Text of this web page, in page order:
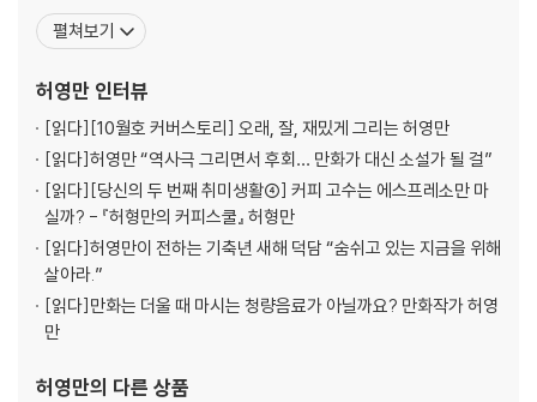
캔들 분석을 통해 정배열 기반 추세 전략과 심리 통제 시스템을 구축해, 단
타 매매를 루틴과 시스템 중심으로 정교하게 다듬었다.
[도서] 허영만의 주식 타짜 - 가치 평가의 대가 백지윤·김철광
“주식 투자는 작게 꾸준히 눈덩이처럼,
1년, 10년이 지나면 기업 가치가 보상해 준다.”
하나, 지표 하나를 읽는 힘으로 성공을 거둔 가치 투자의 대가, 백지윤과 김
『허영만의 주식 타짜 - 가치 평가의 대가 백지윤·김철광』
2. 고액 배당주, 펀드 투자 전문가 직장인 고수 김철광
7년 제7회 고바우만화가상, 2008년 대한민국 국회대상을 수상하였
으며, 2010년 데뷔 이래 한국 만화계에 기여한 업적을 인정받아 만화
2003년 《식객 1: 맛의 시작》 출간
펼쳐보기
허영만 인터뷰
[읽다] [10월호 커버스토리] 오래, 잘, 재밌게 그리는 허영만
[읽다]허영만 “역사극 그리면서 후회… 만화가 대신 소설가 될 걸”
[읽다] [당신의 두 번째 취미생활④] 커피 고수는 에스프레소만 마
실까? - 『허형만의 커피스쿨』 허형만
[읽다]허영만이 전하는 기축년 새해 덕담 “숨쉬고 있는 지금을 위해
살아라.”
[읽다] 만화는 더울 때 마시는 청량음료가 아닐까요? 만화작가 허영
만
허영만의 다른 상품